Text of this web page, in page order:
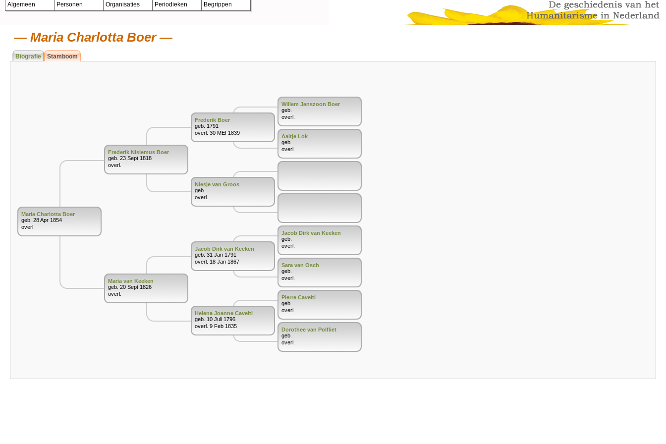
Algemeen Personen Organisaties Periodieken Begrippen
Maria Charlotta Boer
Biografie Stamboom
Maria Charlotta Boer
geb. 28 Apr 1854
overl.
Frederik Nisiemus Boer
geb. 23 Sept 1818
overl.
Maria van Keeken
geb. 20 Sept 1826
overl.
Frederik Boer
geb. 1791
overl. 30 MEI 1839
Niesje van Groos
geb.
overl.
Jacob Dirk van Keeken
geb. 31 Jan 1791
overl. 18 Jan 1867
Helena Joanne Cavelti
geb. 10 Juli 1796
overl. 9 Feb 1835
Willem Janszoon Boer
geb.
overl.
Aaltje Lok
geb.
overl.
Jacob Dirk van Keeken
geb.
overl.
Sara van Osch
geb.
overl.
Pierre Cavelti
geb.
overl.
Dorothee van Polfliet
geb.
overl.